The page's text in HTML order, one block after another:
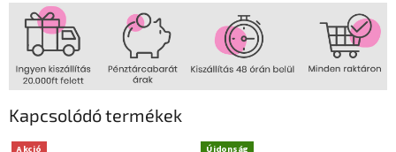
Kapcsolódó termékek
Akció
Újdonság